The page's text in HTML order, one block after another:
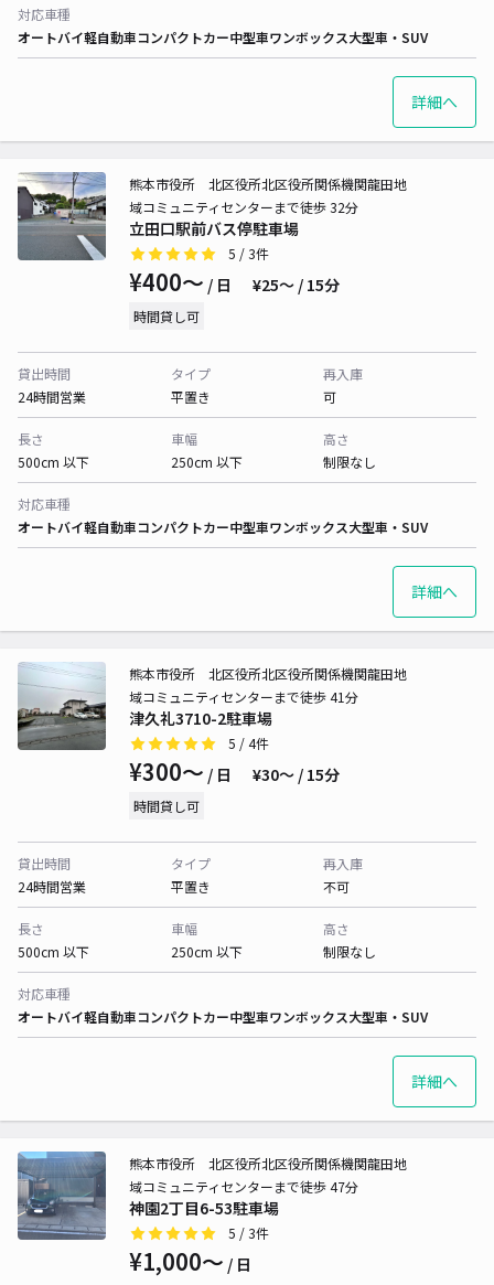
対応車種
オートバイ軽自動車コンパクトカー中型車ワンボックス大型車・SUV
詳細へ
立田口駅前バス停駐車場
熊本市役所 北区役所北区役所関係機関龍田地
域コミュニティセンターまで徒歩 32分
5 / 3件
¥400〜 / 日 ¥25〜 / 15分
時間貸し可
貸出時間
24時間営業
タイプ
平置き
再入庫
可
長さ
500cm 以下
車幅
250cm 以下
高さ
制限なし
対応車種
オートバイ軽自動車コンパクトカー中型車ワンボックス大型車・SUV
詳細へ
津久礼3710-2駐車場
熊本市役所 北区役所北区役所関係機関龍田地
域コミュニティセンターまで徒歩 41分
5 / 4件
¥300〜 / 日 ¥30〜 / 15分
時間貸し可
貸出時間
24時間営業
タイプ
平置き
再入庫
不可
長さ
500cm 以下
車幅
250cm 以下
高さ
制限なし
対応車種
オートバイ軽自動車コンパクトカー中型車ワンボックス大型車・SUV
詳細へ
神園2丁目6-53駐車場
熊本市役所 北区役所北区役所関係機関龍田地
域コミュニティセンターまで徒歩 47分
5 / 3件
¥1,000〜 / 日